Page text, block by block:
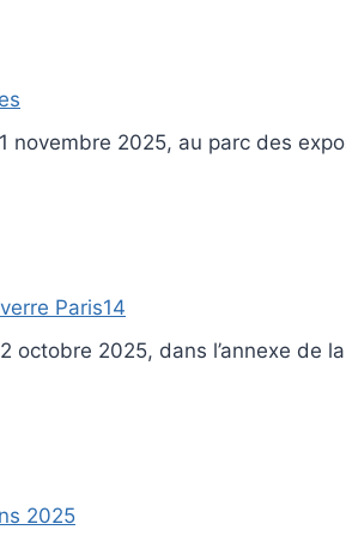
novembre 2025, au parc des
Paris14
octobre 2025, dans l’annexe de
2025